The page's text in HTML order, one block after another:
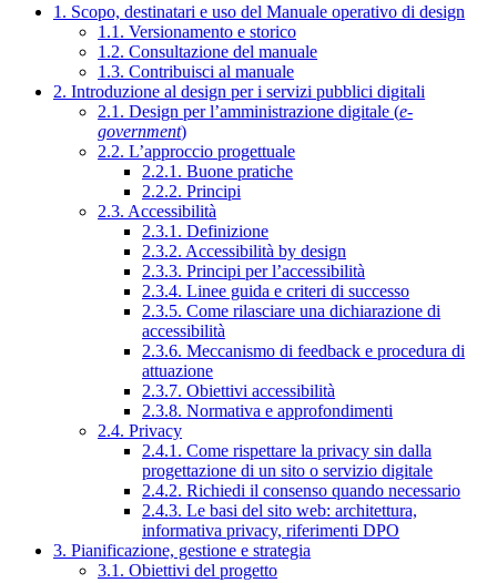
1. Scopo, destinatari e uso del Manuale operativo di design
1.1. Versionamento e storico
1.2. Consultazione del manuale
1.3. Contribuisci al manuale
2. Introduzione al design per i servizi pubblici digitali
2.1. Design per l’amministrazione digitale (e-
government)
2.2. L’approccio progettuale
2.2.1. Buone pratiche
2.2.2. Principi
2.3. Accessibilità
2.3.1. Definizione
2.3.2. Accessibilità by design
2.3.3. Principi per l’accessibilità
2.3.4. Linee guida e criteri di successo
2.3.5. Come rilasciare una dichiarazione di
accessibilità
2.3.6. Meccanismo di feedback e procedura di
attuazione
2.3.7. Obiettivi accessibilità
2.3.8. Normativa e approfondimenti
2.4. Privacy
2.4.1. Come rispettare la privacy sin dalla
progettazione di un sito o servizio digitale
2.4.2. Richiedi il consenso quando necessario
2.4.3. Le basi del sito web: architettura,
informativa privacy, riferimenti DPO
3. Pianificazione, gestione e strategia
3.1. Obiettivi del progetto